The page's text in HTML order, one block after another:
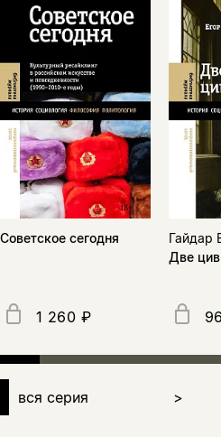
Советское сегодня
1 260 ₽
Гайдар
Две
вся серия >